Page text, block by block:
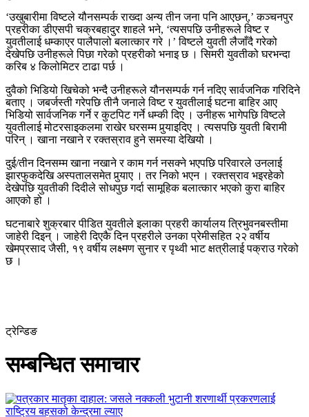
‘उखुबारीमा विष्टले यौनसम्पर्क राख्दा अन्य तीन जना पनि आएछन्,’ कञ्चनपुर
प्रहरीका डीएसपी चक्रबहादुर शाहले भने, ‘त्यसपछि उनीहरूले विष्ट र
युवतीलाई धम्काएर पालैपालो बलात्कार गरे ।’ विष्टले युवती लैजाँदै गरेको
देखेपछि उनीहरूले पिछा गरेको प्रहरीको भनाइ छ । सिमरी युवतीको घरभन्दा
करिब ४ किलोमिटर टाढा पर्छ ।
दुवैको भिडियो खिचेको भन्दै उनीहरूले यौनसम्पर्क गर्न नदिए सार्वजनिक गरिदिने
बताए । जबर्जस्ती गरेपछि तीनै जनाले विष्ट र युवतीलाई घटना बाहिर आए
भिडियो सार्वजनिक गर्ने र कुटपिट गर्ने धम्की दिए । उनीहरू भागेपछि विष्टले
युवतीलाई मोटरसाइकलमा राखेर घरसम्म पुर्‍याइदिए । त्यसपछि युवती बिरामी
परिन् । खाना नखाने र रक्तस्राव हुने समस्या देखियो ।
दुई/तीन दिनसम्म खाना नखाने र काम गर्न नसक्ने भएपछि परिवारले उनलाई
झारफुकदेखि अस्पतालसमेत पुर्‍याए । तर निको भएन । रक्तस्राव भइरहेको
देखेपछि युवतीकी दिदीले सोधपुछ गर्दा सामूहिक बलात्कार भएको कुरा बाहिर
आएको हो ।
घटनाबारे शुक्रबार पीडित युवतीले इलाका प्रहरी कार्यालय त्रिभुवनबस्तीमा
जाहेरी दिइन् । जाहेरी दिएकै दिन प्रहरीले उनका प्रेमीसहित २२ वर्षीय
खेमप्रसाद जैसी, १९ वर्षीय लक्ष्मण सुनार र पृथ्वी भाट क्षत्रीलाई पक्राउ गरेको
छ ।
ट्रेन्डिङ
सम्बन्धित समाचार